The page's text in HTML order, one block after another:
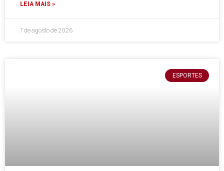
LEIA MAIS »
7 de agosto de 2026
ESPORTES